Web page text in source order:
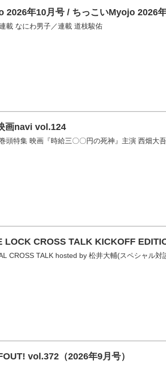
2026年10月号 / ちっこいMyojo 2026
載 なにわ男子／連載 道枝駿佑
画navi vol.124
頭特集 映画『時給三〇〇円の死神』主演 西畑大吾
LOCK CROSS TALK KICKOFF
CROSS TALK hosted by 松井大輔(スペシャル対
vol.372（2026年9月号）